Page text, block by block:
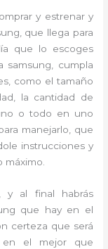
y estrenar y
que llega para
que lo escoges
samsung, cumpla
como el tamaño
la cantidad de
o todo en uno
manejarlo, que
instrucciones y
máximo.
y al final habrás
que hay en el
certeza que será
en el mejor que